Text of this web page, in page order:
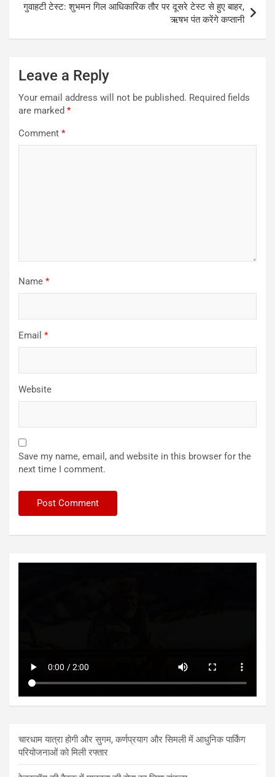
गुवाहटी टेस्ट: शुभमन गिल आधिकारिक तौर पर दूसरे टेस्ट से हुए बाहर,
ऋषभ पंत करेंगे कप्तानी
Leave a Reply
Your email address will not be published. Required fields
are marked *
Comment *
Name *
Email *
Website
Save my name, email, and website in this browser for the
next time I comment.
चारधाम यात्रा होगी और सुगम, कर्णप्रयाग और सिमली में आधुनिक पार्किंग
परियोजनाओं को मिली रफ्तार